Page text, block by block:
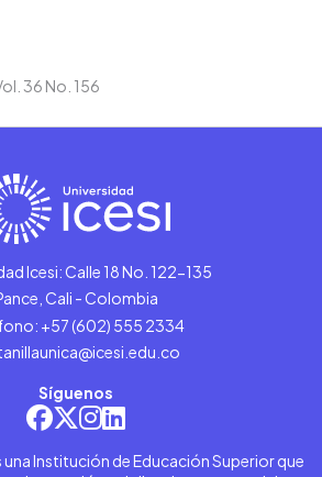
36 No. 156
Icesi: Calle 18 No. 122-135
Cali - Colombia
+57 (602) 555 2334
Síguenos
una Institución de Educación Superior que